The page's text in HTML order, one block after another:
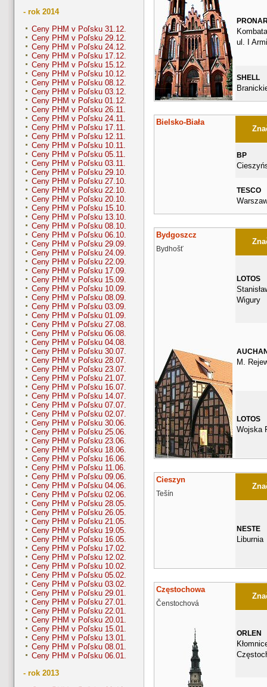
- rok 2014
Ceny PHM v Poľsku 31.12.
Ceny PHM v Poľsku 29.12.
Ceny PHM v Poľsku 24.12.
Ceny PHM v Poľsku 17.12.
Ceny PHM v Poľsku 15.12.
Ceny PHM v Poľsku 10.12.
Ceny PHM v Poľsku 08.12.
Ceny PHM v Poľsku 03.12.
Ceny PHM v Poľsku 01.12.
Ceny PHM v Poľsku 26.11.
Ceny PHM v Poľsku 24.11.
Ceny PHM v Poľsku 17.11.
Ceny PHM v Poľsku 12.11.
Ceny PHM v Poľsku 10.11.
Ceny PHM v Poľsku 05.11.
Ceny PHM v Poľsku 03.11.
Ceny PHM v Poľsku 29.10.
Ceny PHM v Poľsku 27.10.
Ceny PHM v Poľsku 22.10.
Ceny PHM v Poľsku 20.10.
Ceny PHM v Poľsku 15.10.
Ceny PHM v Poľsku 13.10.
Ceny PHM v Poľsku 08.10.
Ceny PHM v Poľsku 06.10.
Ceny PHM v Poľsku 29.09.
Ceny PHM v Poľsku 24.09.
Ceny PHM v Poľsku 22.09.
Ceny PHM v Poľsku 17.09.
Ceny PHM v Poľsku 15.09.
Ceny PHM v Poľsku 10.09.
Ceny PHM v Poľsku 08.09.
Ceny PHM v Poľsku 03.09.
Ceny PHM v Poľsku 01.09.
Ceny PHM v Poľsku 27.08.
Ceny PHM v Poľsku 06.08.
Ceny PHM v Poľsku 04.08.
Ceny PHM v Poľsku 30.07.
Ceny PHM v Poľsku 28.07.
Ceny PHM v Poľsku 23.07.
Ceny PHM v Poľsku 21.07.
Ceny PHM v Poľsku 16.07.
Ceny PHM v Poľsku 14.07.
Ceny PHM v Poľsku 07.07.
Ceny PHM v Poľsku 02.07.
Ceny PHM v Poľsku 30.06.
Ceny PHM v Poľsku 25.06.
Ceny PHM v Poľsku 23.06.
Ceny PHM v Poľsku 18.06.
Ceny PHM v Poľsku 16.06.
Ceny PHM v Poľsku 11.06.
Ceny PHM v Poľsku 09.06.
Ceny PHM v Poľsku 04.06.
Ceny PHM v Poľsku 02.06.
Ceny PHM v Poľsku 28.05.
Ceny PHM v Poľsku 26.05.
Ceny PHM v Poľsku 21.05.
Ceny PHM v Poľsku 19.05.
Ceny PHM v Poľsku 16.05.
Ceny PHM v Poľsku 17.02.
Ceny PHM v Poľsku 12.02.
Ceny PHM v Poľsku 10.02.
Ceny PHM v Poľsku 05.02.
Ceny PHM v Poľsku 03.02.
Ceny PHM v Poľsku 29.01.
Ceny PHM v Poľsku 27.01.
Ceny PHM v Poľsku 22.01.
Ceny PHM v Poľsku 20.01.
Ceny PHM v Poľsku 15.01.
Ceny PHM v Poľsku 13.01.
Ceny PHM v Poľsku 08.01.
Ceny PHM v Poľsku 06.01.
- rok 2013
ul. I
SHELL
Bielsko-Biała
BP
TESCO
Bydgoszcz
Bydhošť
LOTOS
Wigury
M.
LOTOS
Wojska
Cieszyn
Tešín
NESTE
Liburnia
Częstochowa
Čenstochová
ORLEN